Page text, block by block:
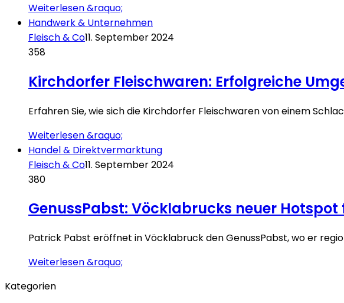
Weiterlesen &raquo;
Handwerk & Unternehmen
Fleisch & Co11. September 2024
358
Kirchdorfer Fleischwaren: Erfolgreiche
Erfahren Sie, wie sich die Kirchdorfer Fleischwaren von einem
Weiterlesen &raquo;
Handel & Direktvermarktung
Fleisch & Co11. September 2024
380
GenussPabst: Vöcklabrucks neuer
Patrick Pabst eröffnet in Vöcklabruck den GenussPabst, wo er
Weiterlesen &raquo;
Kategorien